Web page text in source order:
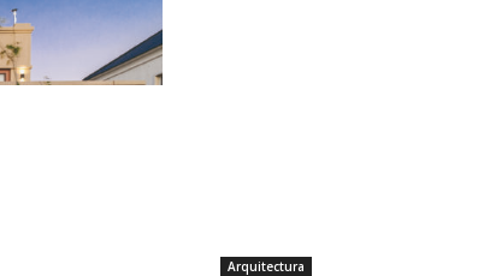
Arquitectura